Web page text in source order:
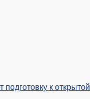
к